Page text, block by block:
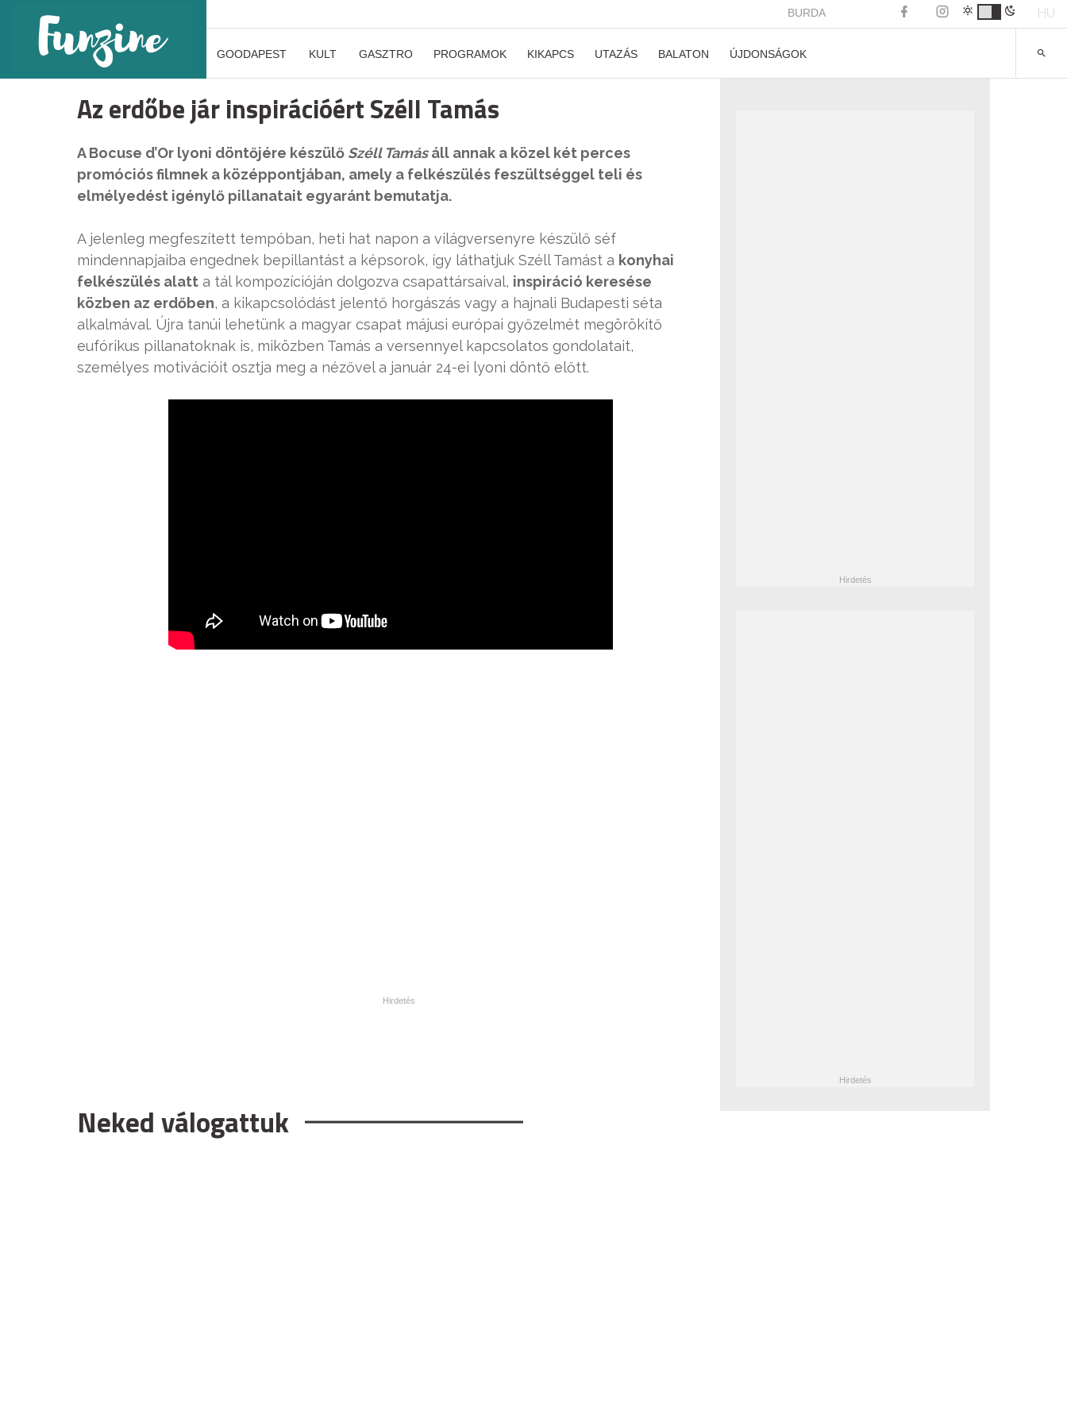
BURDA HU
GOODAPEST KULT GASZTRO PROGRAMOK KIKAPCS UTAZÁS BALATON ÚJDONSÁGOK
Az erdőbe jár inspirációért Széll Tamás
A Bocuse d’Or lyoni döntőjére készülő Széll Tamásáll annak a közel két perces
promóciós filmnek a középpontjában, amely a felkészülés feszültséggel teli és
elmélyedést igénylő pillanatait egyaránt bemutatja.
A jelenleg megfeszített tempóban, heti hat napon a világversenyre készülő séf
mindennapjaiba engednek bepillantást a képsorok, így láthatjuk Széll Tamást a konyhai
felkészülés alatt a tál kompozícióján dolgozva csapattársaival, inspiráció keresése
közben az erdőben, a kikapcsolódást jelentő horgászás vagy a hajnali Budapesti séta
alkalmával. Újra tanúi lehetünk a magyar csapat májusi európai győzelmét megörökítő
eufórikus pillanatoknak is, miközben Tamás a versennyel kapcsolatos gondolatait,
személyes motivációit osztja meg a nézővel a január 24-ei lyoni döntő előtt.
Neked válogattuk